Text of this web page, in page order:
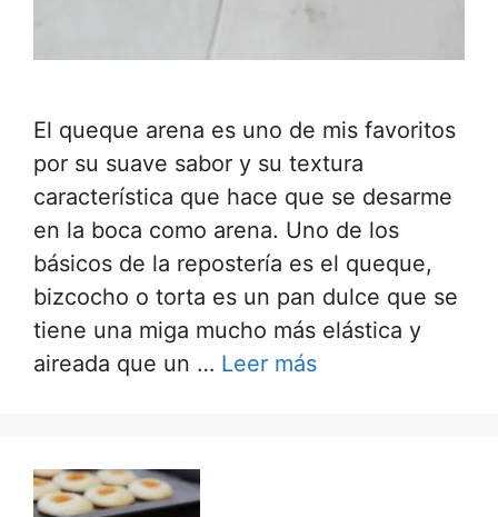
El queque arena es uno de mis favoritos
por su suave sabor y su textura
característica que hace que se desarme
en la boca como arena. Uno de los
básicos de la repostería es el queque,
bizcocho o torta es un pan dulce que se
tiene una miga mucho más elástica y
aireada que un … Leer más